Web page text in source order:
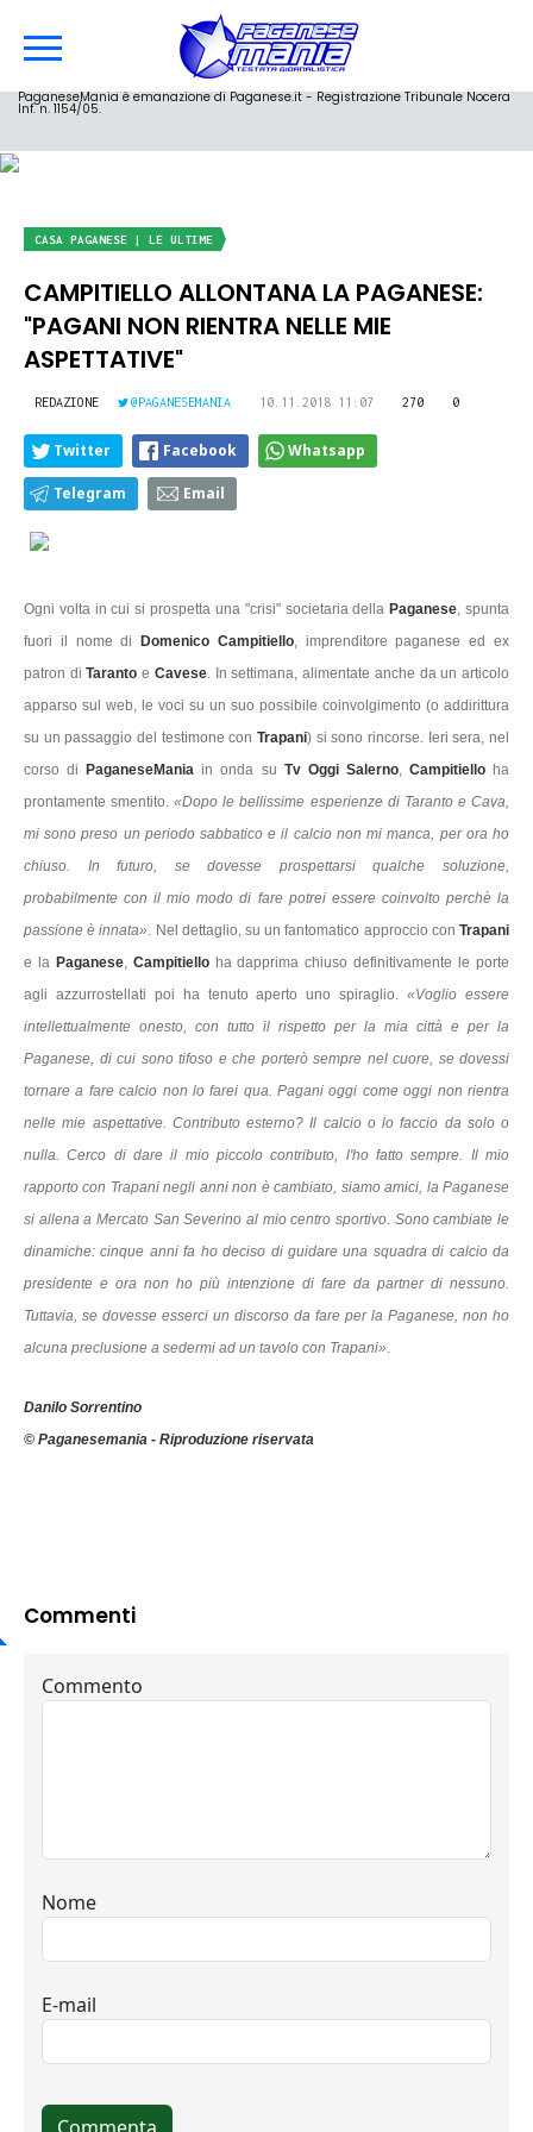
PaganeseMania è emanazione di Paganese.it - Registrazione Tribunale Nocera
Inf. n. 1154/05.
CASA PAGANESE | LE ULTIME
CAMPITIELLO ALLONTANA LA PAGANESE:
"PAGANI NON RIENTRA NELLE MIE
ASPETTATIVE"
REDAZIONE @PAGANESEMANIA 10.11.2018 11:07 270 0
Twitter Facebook Whatsapp
Telegram Email
Ogni volta in cui si prospetta una "crisi" societaria della Paganese, spunta
fuori il nome di
Domenico Campitiello, imprenditore paganese ed ex
patron diTarantoe Cavese. In settimana, alimentate anche da un articolo
apparso sul web, le voci su un suo possibile coinvolgimento (o addirittura
su un passaggio del testimone con Trapani) si sono rincorse. Ieri sera, nel
corso di
PaganeseManiain onda su Tv Oggi Salerno, Campitiello ha
prontamente smentito.«Dopo le bellissime esperienze di Taranto e Cava,
mi sono preso un periodo sabbatico e il calcio non mi manca, per ora ho
chiuso. In futuro, se dovesse prospettarsi qualche soluzione,
probabilmente con il mio modo di fare potrei essere coinvolto perchè la
passione è innata». Nel dettaglio, su un fantomatico approccio conTrapani
e la Paganese, Campitiello ha dapprima chiuso definitivamente le porte
agli azzurrostellati poi ha tenuto aperto uno spiraglio.«Voglio essere
intellettualmente onesto, con tutto il rispetto per la mia città e per la
Paganese, di cui sono tifoso e che porterò sempre nel cuore, se dovessi
tornare a fare calcio non lo farei qua. Pagani oggi come oggi non rientra
nelle mie aspettative. Contributo esterno? Il calcio o lo faccio da solo o
nulla. Cerco di dare il mio piccolo contributo, l'ho fatto sempre. Il mio
rapporto con Trapani negli anni non è cambiato, siamo amici, la Paganese
si allena a Mercato San Severino al mio centro sportivo. Sono cambiate le
dinamiche: cinque anni fa ho deciso di guidare una squadra di calcio da
presidente e ora non ho più intenzione di fare da partner di nessuno.
Tuttavia, se dovesse esserci un discorso da fare per la Paganese, non ho
alcuna preclusione a sedermi ad un tavolo con Trapani».
Danilo Sorrentino
© Paganesemania - Riproduzione riservata
Commenti